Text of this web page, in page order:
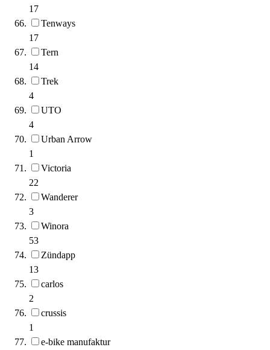
17
Tenways
17
Tern
14
Trek
4
UTO
4
Urban Arrow
1
Victoria
22
Wanderer
3
Winora
53
Zündapp
13
carlos
2
crussis
1
e-bike manufaktur